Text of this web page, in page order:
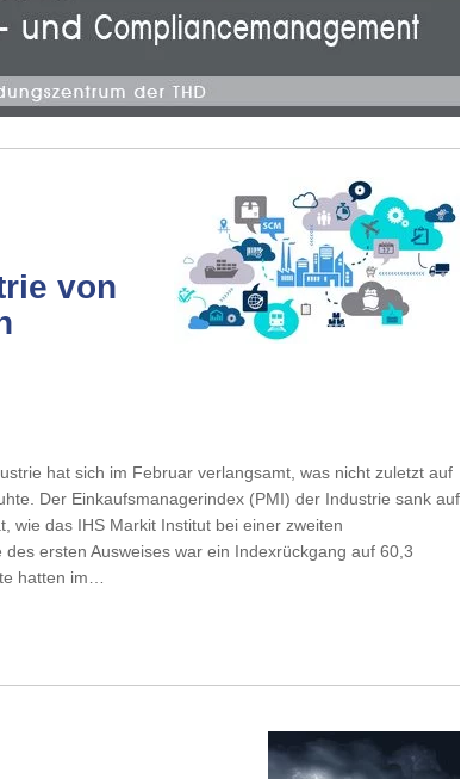
von
hat sich im Februar verlangsamt, was nicht zuletzt auf
Der Einkaufsmanagerindex (PMI) der Industrie sank auf
wie das IHS Markit Institut bei einer zweiten
ersten Ausweises war ein Indexrückgang auf 60,3
hatten im…